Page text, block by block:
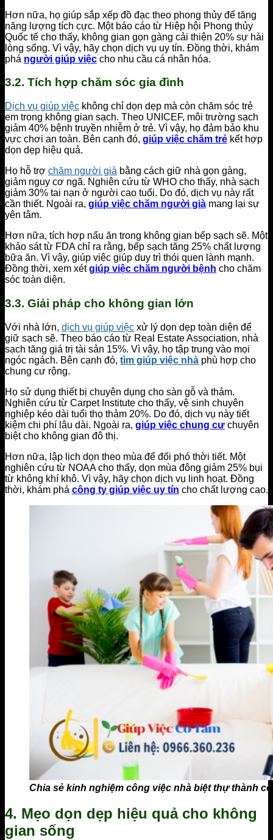
Hơn nữa, họ giúp sắp xếp đồ đạc theo phong thủy để tăng
năng lượng tích cực. Một báo cáo từ Hiệp hội Phong thủy
Quốc tế cho thấy, không gian gọn gàng cải thiện 20% sự hài
lòng sống. Vì vậy, hãy chọn dịch vụ uy tín. Đồng thời, khám
phá người giúp việc cho nhu cầu cá nhân hóa.
3.2. Tích hợp chăm sóc gia đình
Dịch vụ giúp việc không chỉ dọn dẹp mà còn chăm sóc trẻ
em trong không gian sạch. Theo UNICEF, môi trường sạch
giảm 40% bệnh truyền nhiễm ở trẻ. Vì vậy, họ đảm bảo khu
vực chơi an toàn. Bên cạnh đó, giúp việc chăm trẻ kết hợp
dọn dẹp hiệu quả.
Họ hỗ trợ chăm người già bằng cách giữ nhà gọn gàng,
giảm nguy cơ ngã. Nghiên cứu từ WHO cho thấy, nhà sạch
giảm 30% tai nạn ở người cao tuổi. Do đó, dịch vụ này rất
cần thiết. Ngoài ra, giúp việc chăm người già mang lại sự
yên tâm.
Hơn nữa, tích hợp nấu ăn trong không gian bếp sạch sẽ. Một
khảo sát từ FDA chỉ ra rằng, bếp sạch tăng 25% chất lượng
bữa ăn. Vì vậy, giúp việc giúp duy trì thói quen lành mạnh.
Đồng thời, xem xétgiúp việc chăm người bệnh cho chăm
sóc toàn diện.
3.3. Giải pháp cho không gian lớn
Với nhà lớn, dịch vụ giúp việc xử lý dọn dẹp toàn diện để
giữ sạch sẽ. Theo báo cáo từ Real Estate Association, nhà
sạch tăng giá trị tài sản 15%. Vì vậy, họ tập trung vào mọi
ngóc ngách. Bên cạnh đó, tìm giúp việc nhà phù hợp cho
chung cư rộng.
Họ sử dụng thiết bị chuyên dụng cho sàn gỗ và thảm.
Nghiên cứu từ Carpet Institute cho thấy, vệ sinh chuyên
nghiệp kéo dài tuổi thọ thảm 20%. Do đó, dịch vụ này tiết
kiệm chi phí lâu dài. Ngoài ra, giúp việc chung cư chuyên
biệt cho không gian đô thị.
Hơn nữa, lập lịch dọn theo mùa để đối phó thời tiết. Một
nghiên cứu từ NOAA cho thấy, dọn mùa đông giảm 25% bụi
từ không khí khô. Vì vậy, hãy chọn dịch vụ linh hoạt. Đồng
thời, khám phá công ty giúp việc uy tín cho chất lượng cao.
Chia sẻ kinh nghiệm công việc nhà biệt thự thành
4. Mẹo dọn dẹp hiệu quả cho không
gian sống